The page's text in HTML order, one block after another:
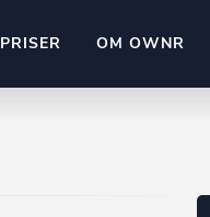
PRISER OM OWNR